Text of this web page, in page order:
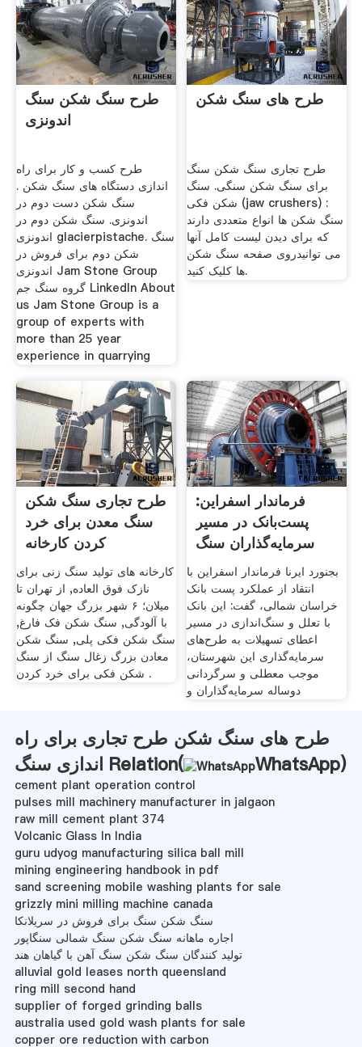
طرح سنگ شکن سنگ
اندونزی
طرح کسب و کار برای راه
اندازی دستگاه های سنگ شکن .
سنگ شکن دست دوم در
اندونزی. سنگ شکن دوم در
اندونزی glacierpistache. سنگ
شکن دوم برای فروش در
اندونزی Jam Stone Group
گروه سنگ جم LinkedIn About
us Jam Stone Group is a
group of experts with
more than 25 year
experience in quarrying
طرح های سنگ شکن
طرح تجاری سنگ شکن سنگ
برای سنگ شکن سنگی. سنگ
شکن فکی (jaw crushers) :
سنگ شکن ها انواع متعددی دارند
که برای دیدن لیست کامل آنها
می توانیدروی صفحه سنگ شکن
ها کلیک کنید.
طرح تجاری سنگ شکن
سنگ معدن برای خرد
کردن کارخانه
کارخانه های تولید سنگ زنی برای
نازک فوق العاده, از تهران تا
میلان؛ ۶ شهر بزرگ جهان چگونه
با آلودگی, سنگ شکن فک فارغ,
سنگ شکن فکی پلی, سنگ شکن
معادن بزرگ زغال سنگ از سنگ
شکن فکی برای خرد کردن .
فرماندار اسفراین:
پست‌بانک در مسیر
سرمایه‌گذاران سنگ
بجنورد ایرنا فرماندار اسفراین با
انتقاد از عملکرد پست بانک
خراسان شمالی، گفت: این بانک
با تعلل و سنگ‌اندازی در مسیر
اعطای تسهیلات به طرح‌های
سرمایه‌گذاری این شهرستان،
موجب معطلی و سرگردانی
دوساله سرمایه‌گذاران و
طرح های سنگ شکن طرح تجاری برای راه
اندازی سنگ Relation(
WhatsApp)
cement plant operation control
pulses mill machinery manufacturer in jalgaon
raw mill cement plant 374
Volcanic Glass In India
guru udyog manufacturing silica ball mill
mining engineering handbook in pdf
sand screening mobile washing plants for sale
grizzly mini milling machine canada
سنگ شکن سنگ برای فروش در سریلانکا
اجاره ماهانه سنگ شکن سنگ شمالی سنگاپور
تولید کنندگان سنگ شکن سنگ آهن با گیاهان هند
alluvial gold leases north queensland
ring mill second hand
supplier of forged grinding balls
australia used gold wash plants for sale
copper ore reduction with carbon